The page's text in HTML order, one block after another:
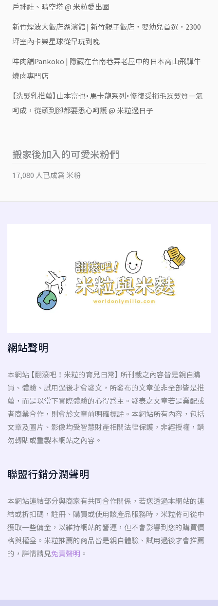
戶神社、晴空塔 @ 米粒愛出國
新竹煙波大飯店湖濱館 | 新竹親子飯店，嬰幼兒首選，2300
坪室內卡樂星球從早玩到晚
㕩肉舖Pankoko | 隱藏在台南巷弄老屋中的日本高山飛驒牛
燒肉專門店
【洗髮乳推薦】山本富也・馬卡龍系列・修復受損毛躁髮質一氣
呵成，從頭到腳都要悉心呵護 @ 米粒過日子
搬家後加入的可愛米粉們
17,080 人已成為 米粉
網站聲明
本網站 【翻滾吧！米粒的育兒日常】 所刊載之內容皆是親自購
買、體驗、試用過後才會發文，所發布的文章並非全部皆是推
薦，而是以當下實際體驗的心得為主。發表之文章若是業配或
者商業合作，則會於文章前明確標註。本網站所有內容，包括
文章及圖片、影像均受智慧財產相關法律保護，非經授權，請
勿轉貼或重製本網站之內容。
聯盟行銷分潤聲明
本網站連結部分與商家有共同合作關係，若您透過本網站的連
結或折扣碼，註冊、購買或使用該產品服務時，米粒將可從中
獲取一些傭金，以維持網站的營運，但不會影響到您的購買價
格與權益。米粒推薦的商品皆是親自體驗、試用過後才會推薦
的，詳情請見 免責聲明 。